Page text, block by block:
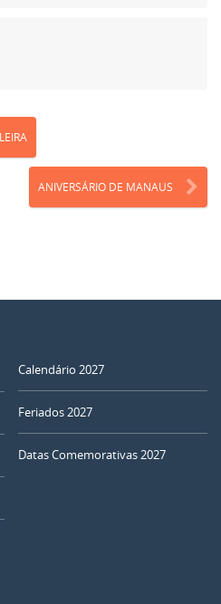
ANIVERSÁRIO DE MANAUS
Calendário 2027
Feriados 2027
Datas Comemorativas 2027